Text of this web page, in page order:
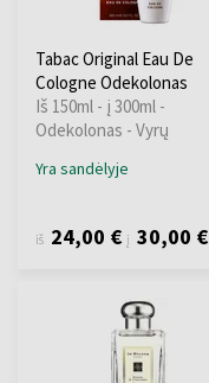
Tabac Original Eau De
Cologne Odekolonas
Iš 150ml - į 300ml -
Odekolonas - Vyrų
Yra sandėlyje
iš 24,00 € į 30,00 €